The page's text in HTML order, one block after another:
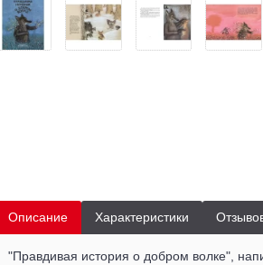
Описание Характеристики
"Правдивая история о добром волке",